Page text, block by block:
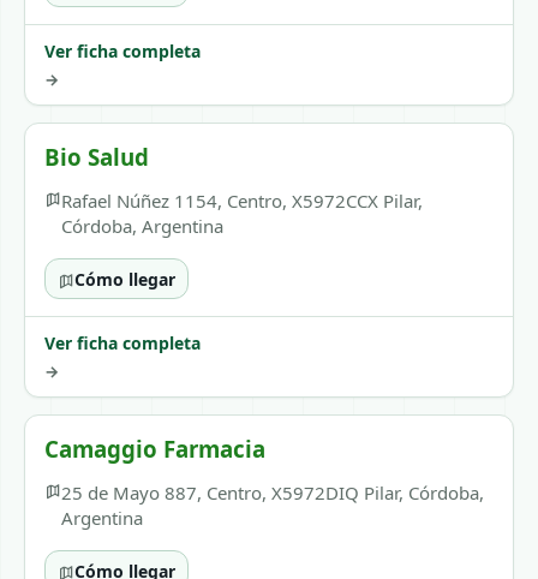
Ver ficha completa
→
Bio Salud
Rafael Núñez 1154, Centro, X5972CCX Pilar,
Córdoba, Argentina
Cómo llegar
Ver ficha completa
→
Camaggio Farmacia
25 de Mayo 887, Centro, X5972DIQ Pilar, Córdoba,
Argentina
Cómo llegar